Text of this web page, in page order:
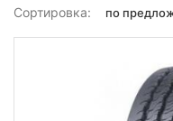
Сортировка:
Подбор по параметрам